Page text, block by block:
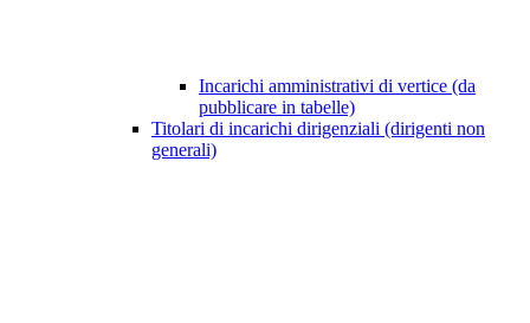
Incarichi amministrativi di vertice (da
pubblicare in tabelle)
Titolari di incarichi dirigenziali (dirigenti non
generali)